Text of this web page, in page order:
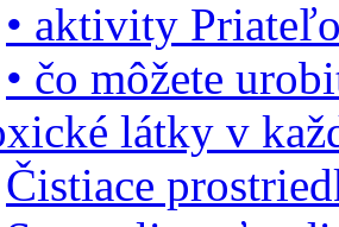
• aktivity
• čo môžete
látky v
Čistiace